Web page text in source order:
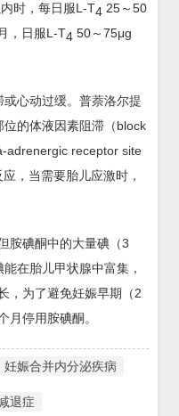
时，每日服L-T4 25～50
，日服L-T4 50～75μg
心动过缓。普萘洛尔提
的体液因素阻滞（block
adrenergic receptor site
，当需要胎儿应激时，
胺碘酮中的大量碘（3
在胎儿甲状腺中富集，
，为了避免妊娠早期（2
月停用胺碘酮。
妊娠合并内分泌疾病
退症